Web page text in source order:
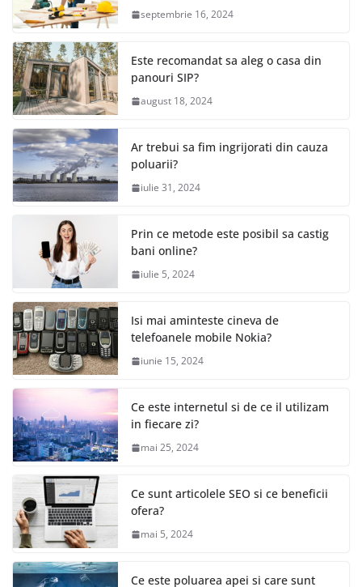
septembrie 16, 2024
Este recomandat sa aleg o casa din
panouri SIP?
august 18, 2024
Ar trebui sa fim ingrijorati din cauza
poluarii?
iulie 31, 2024
Prin ce metode este posibil sa castig
bani online?
iulie 5, 2024
Isi mai aminteste cineva de
telefoanele mobile Nokia?
iunie 15, 2024
Ce este internetul si de ce il utilizam
in fiecare zi?
mai 25, 2024
Ce sunt articolele SEO si ce beneficii
ofera?
mai 5, 2024
Ce este poluarea apei si care sunt